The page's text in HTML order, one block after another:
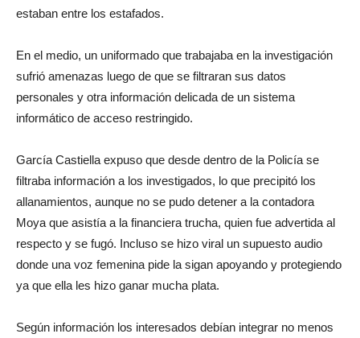
estaban entre los estafados.
En el medio, un uniformado que trabajaba en la investigación
sufrió amenazas luego de que se filtraran sus datos
personales y otra información delicada de un sistema
informático de acceso restringido.
García Castiella expuso que desde dentro de la Policía se
filtraba información a los investigados, lo que precipitó los
allanamientos, aunque no se pudo detener a la contadora
Moya que asistía a la financiera trucha, quien fue advertida al
respecto y se fugó. Incluso se hizo viral un supuesto audio
donde una voz femenina pide la sigan apoyando y protegiendo
ya que ella les hizo ganar mucha plata.
Según información los interesados debían integrar no menos